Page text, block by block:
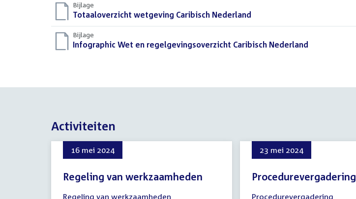
Bijlage
Download
bestand:
Totaaloverzicht wetgeving Caribisch Nederland
Bijlage
Download
Infographic Wet en regelgevingsoverzicht Caribisch Nederland
Activiteiten
16 mei 2024
Regeling van werkzaamheden
Regeling van werkzaamheden
23 mei 2024
Procedurevergadering
Procedurevergadering